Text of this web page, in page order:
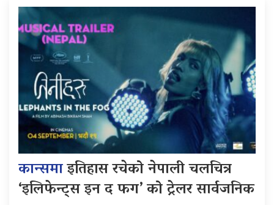
कान्समाइतिहास रचेको नेपाली चलचित्र
‘इलिफेन्ट्स इन द फग’ को ट्रेलर सार्वजनिक